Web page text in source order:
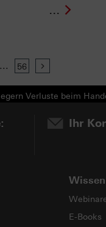
...
... 56
Verluste beim
Ihr
E-Books